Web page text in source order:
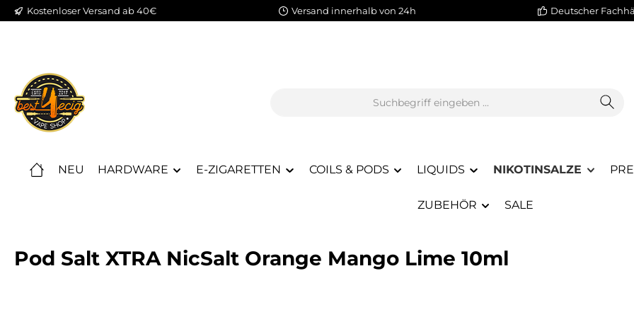
Hauptinhalt springen
Zur Suche springen
Zur Hauptnavigation springen
Kostenloser Versand ab 40€ Versand innerhalb von 24h Deutscher
NEU HARDWARE E-ZIGARETTEN COILS & PODS LIQUIDS NIKOTINSALZE
ZUBEHÖR SALE
Pod Salt XTRA NicSalt Orange Mango Lime 10ml